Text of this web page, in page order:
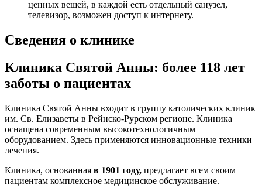
ценных вещей, в каждой есть отдельный санузел,
телевизор, возможен доступ к интернету.
Сведения о клинике
Клиника Святой Анны: более 118 лет
заботы о пациентах
Клиника Святой Анны входит в группу католических клиник
им. Св. Елизаветы в Рейнско-Рурском регионе. Клиника
оснащена современным высокотехнологичным
оборудованием. Здесь применяются инновационные техники
лечения.
Клиника, основанная в 1901 году, предлагает всем своим
пациентам комплексное медицинское обслуживание.